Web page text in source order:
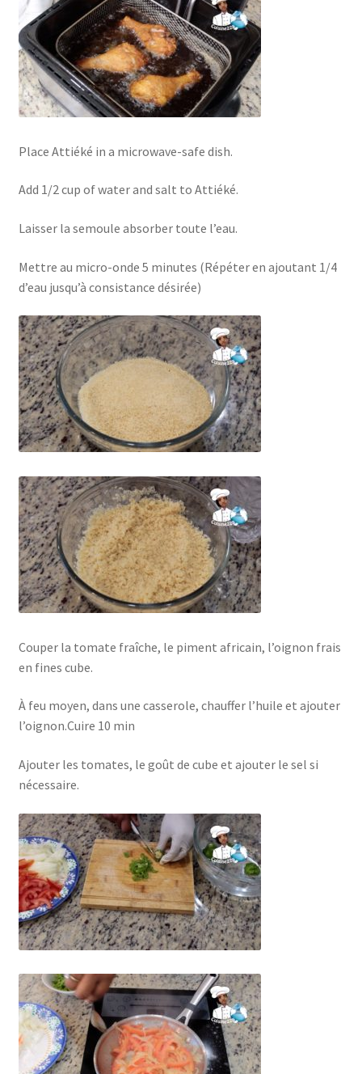
Place Attiéké in a microwave-safe dish.
Add 1/2 cup of water and salt to Attiéké.
Laisser la semoule absorber toute l’eau.
Mettre au micro-onde 5 minutes (Répéter en ajoutant 1/4
d’eau jusqu’à consistance désirée)
Couper la tomate fraîche, le piment africain, l’oignon frais
en fines cube.
À feu moyen, dans une casserole, chauffer l’huile et ajouter
l’oignon.Cuire 10 min
Ajouter les tomates, le goût de cube et ajouter le sel si
nécessaire.